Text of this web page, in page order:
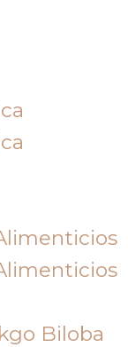
Biloba